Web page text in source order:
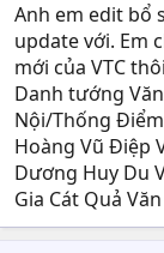
e
r
Anh em edit bổ
update với. Em
mới của VTC
Danh tướng
Nội/Thống
Hoàng Vũ Điệp
Dương Huy Du
Gia Cát Quả